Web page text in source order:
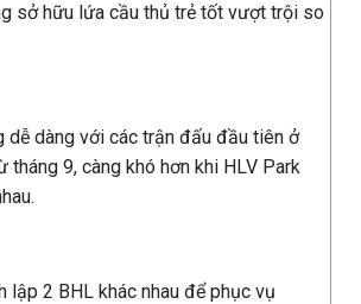
sở hữu lứa cầu thủ trẻ tốt vượt trội so
dễ dàng với các trận đấu đầu tiên ở
9, càng khó hơn khi HLV Park
lập 2 BHL khác nhau để phục vụ